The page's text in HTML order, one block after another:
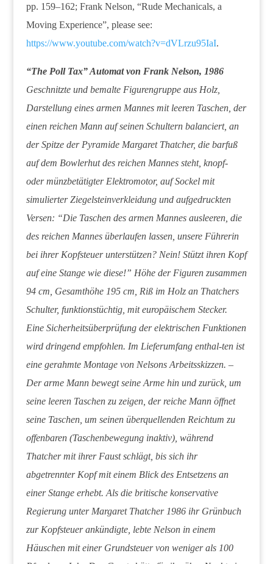
pp. 159–162; Frank Nelson, “Rude Mechanicals, a
Moving Experience”, please see:
https://www.youtube.com/watch?v=dVLrzu95IaI.
“The Poll Tax” Automat von Frank Nelson, 1986
Geschnitzte und bemalte Figurengruppe aus Holz,
Darstellung eines armen Mannes mit leeren Taschen, der
einen reichen Mann auf seinen Schultern balanciert, an
der Spitze der Pyramide Margaret Thatcher, die barfuß
auf dem Bowlerhut des reichen Mannes steht, knopf-
oder münzbetätigter Elektromotor, auf Sockel mit
simulierter Ziegelsteinverkleidung und aufgedruckten
Versen: “Die Taschen des armen Mannes ausleeren, die
des reichen Mannes überlaufen lassen, unsere Führerin
bei ihrer Kopfsteuer unterstützen? Nein! Stützt ihren Kopf
auf eine Stange wie diese!” Höhe der Figuren zusammen
94 cm, Gesamthöhe 195 cm, Riß im Holz an Thatchers
Schulter, funktionstüchtig, mit europäischem Stecker.
Eine Sicherheitsüberprüfung der elektrischen Funktionen
wird dringend empfohlen. Im Lieferumfang enthal-ten ist
eine gerahmte Montage von Nelsons Arbeitsskizzen. –
Der arme Mann bewegt seine Arme hin und zurück, um
seine leeren Taschen zu zeigen, der reiche Mann öffnet
seine Taschen, um seinen überquellenden Reichtum zu
offenbaren (Taschenbewegung inaktiv), während
Thatcher mit ihrer Faust schlägt, bis sich ihr
abgetrennter Kopf mit einem Blick des Entsetzens an
einer Stange erhebt. Als die britische konservative
Regierung unter Margaret Thatcher 1986 ihr Grünbuch
zur Kopfsteuer ankündigte, lebte Nelson in einem
Häuschen mit einer Grundsteuer von weniger als 100